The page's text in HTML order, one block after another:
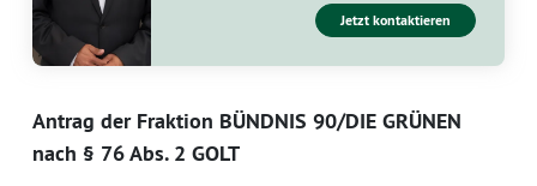
Jetzt kontaktieren
Antrag der Fraktion BÜNDNIS 90/DIE GRÜNEN
nach § 76 Abs. 2 GOLT